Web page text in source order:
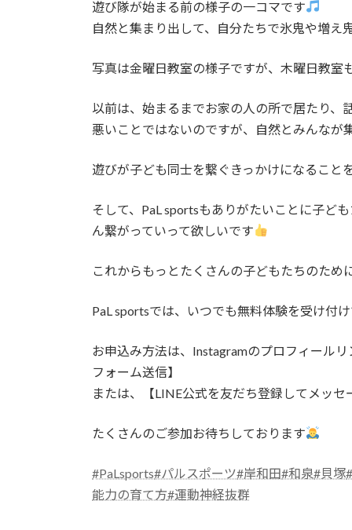
遊び隊が始まる前の様子の一コマです
自然と集まり出して、自分たちで氷鬼や増え
写真は金曜日教室の様子ですが、木曜日教室
以前は、始まるまでお家の人の所で居たり、
悪いことではないのですが、自然とみんなが
遊びが子ども同士を繋ぐきっかけになること
そして、PaL sportsもありがたいことに子ど
ん繋がっていって欲しいです
これからもっとたくさんの子どもたちのた
PaL sportsでは、いつでも無料体験を受け付
お申込み方法は、Instagramのプロフィール
フォーム送信】
または、【LINE公式を友だち登録してメッ
たくさんのご参加お待ちしております
#PaLsports#パルスポーツ#岸和田#和泉#貝塚
能力の育て方#運動神経抜群